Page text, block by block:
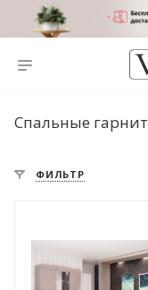
Спальные
ФИЛЬТР